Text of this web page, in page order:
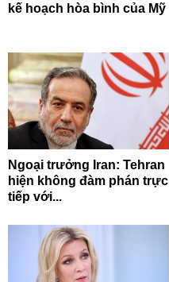
kế hoạch hòa bình của Mỹ
Ngoại trưởng Iran: Tehran
hiện không đàm phán trực
tiếp với...